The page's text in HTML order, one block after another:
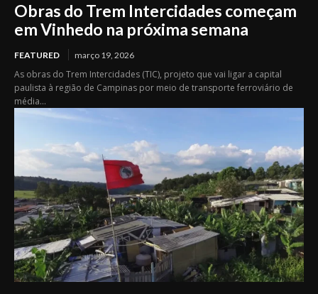
Obras do Trem Intercidades começam
em Vinhedo na próxima semana
FEATURED março 19, 2026
As obras do Trem Intercidades (TIC), projeto que vai ligar a capital
paulista à região de Campinas por meio de transporte ferroviário de
média...